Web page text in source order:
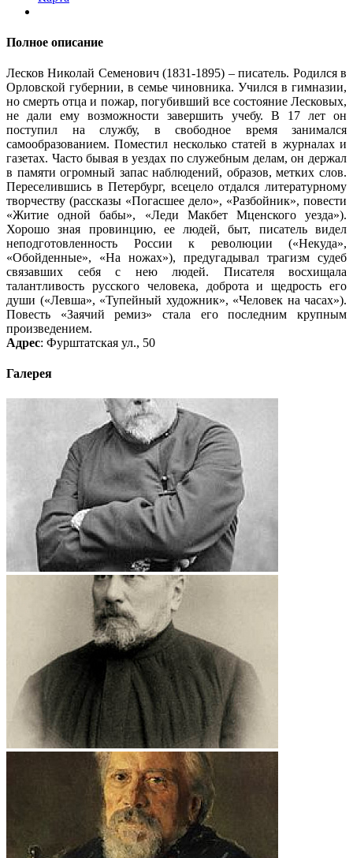
Полное описание
Лесков Николай Семенович (1831-1895) – писатель. Родился в
Орловской губернии, в семье чиновника. Учился в гимназии,
но смерть отца и пожар, погубивший все состояние Лесковых,
не дали ему возможности завершить учебу. В 17 лет он
поступил на службу, в свободное время занимался
самообразованием. Поместил несколько статей в журналах и
газетах. Часто бывая в уездах по служебным делам, он держал
в памяти огромный запас наблюдений, образов, метких слов.
Переселившись в Петербург, всецело отдался литературному
творчеству (рассказы «Погасшее дело», «Разбойник», повести
«Житие одной бабы», «Леди Макбет Мценского уезда»).
Хорошо зная провинцию, ее людей, быт, писатель видел
неподготовленность России к революции («Некуда»,
«Обойденные», «На ножах»), предугадывал трагизм судеб
связавших себя с нею людей. Писателя восхищала
талантливость русского человека, доброта и щедрость его
души («Левша», «Тупейный художник», «Человек на часах»).
Повесть «Заячий ремиз» стала его последним крупным
произведением.
Адрес: Фурштатская ул., 50
Галерея